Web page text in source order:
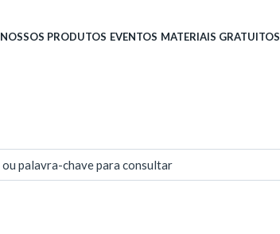
NOSSOS PRODUTOS EVENTOS MATERIAIS GRATUITOS
palavra-chave para consultar